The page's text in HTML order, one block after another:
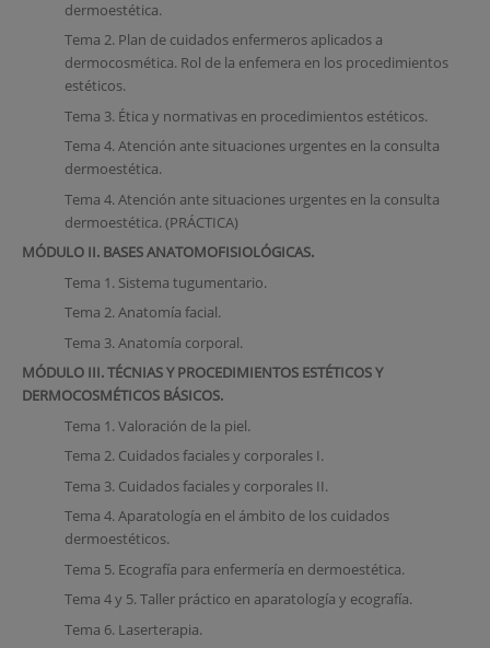
dermoestética.
Tema 2. Plan de cuidados enfermeros aplicados a
dermocosmética. Rol de la enfemera en los procedimientos
estéticos.
Tema 3. Ética y normativas en procedimientos estéticos.
Tema 4. Atención ante situaciones urgentes en la consulta
dermoestética.
Tema 4. Atención ante situaciones urgentes en la consulta
dermoestética. (PRÁCTICA)
MÓDULO II. BASES ANATOMOFISIOLÓGICAS.
Tema 1. Sistema tugumentario.
Tema 2. Anatomía facial.
Tema 3. Anatomía corporal.
MÓDULO III. TÉCNIAS Y PROCEDIMIENTOS ESTÉTICOS Y
DERMOCOSMÉTICOS BÁSICOS.
Tema 1. Valoración de la piel.
Tema 2. Cuidados faciales y corporales I.
Tema 3. Cuidados faciales y corporales II.
Tema 4. Aparatología en el ámbito de los cuidados
dermoestéticos.
Tema 5. Ecografía para enfermería en dermoestética.
Tema 4 y 5. Taller práctico en aparatología y ecografía.
Tema 6. Laserterapia.